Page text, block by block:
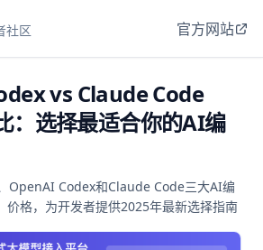
社区 官方网站
vs Claude Code
：选择最适合你的AI编
OpenAI Codex和Claude Code三大AI编
价格，为开发者提供2025年最新选择指南